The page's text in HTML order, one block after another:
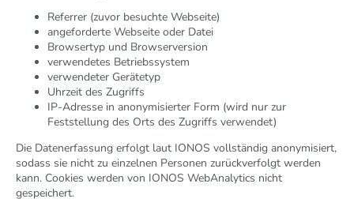
Referrer (zuvor besuchte Webseite)
angeforderte Webseite oder Datei
Browsertyp und Browserversion
verwendetes Betriebssystem
verwendeter Gerätetyp
Uhrzeit des Zugriffs
IP-Adresse in anonymisierter Form (wird nur zur
Feststellung des Orts des Zugriffs verwendet)
Die Datenerfassung erfolgt laut IONOS vollständig anonymisiert,
sodass sie nicht zu einzelnen Personen zurückverfolgt werden
kann. Cookies werden von IONOS WebAnalytics nicht
gespeichert.